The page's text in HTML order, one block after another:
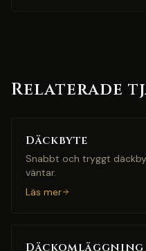
Relaterade
Däckbyte
Snabbt och tryggt
väntar.
Läs mer
Däckomläggning